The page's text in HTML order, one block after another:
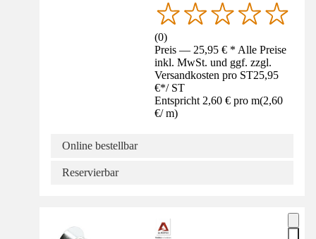
(0)
Preis — 25,95 € * Alle Preise
inkl. MwSt. und ggf. zzgl.
Versandkosten pro ST25,95
€*/ ST
Entspricht 2,60 € pro m(2,60
€/ m)
Online bestellbar
Reservierbar